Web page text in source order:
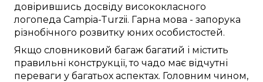
довірившись досвіду висококласного
логопеда Campia-Turzii. Гарна мова - запорука
різнобічного розвитку юних особистостей.
Якщо словниковий багаж багатий і містить
правильні конструкції, то чадо має відчутні
переваги у багатьох аспектах. Головним чином,